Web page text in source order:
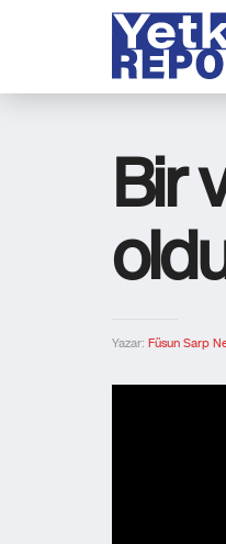
Bir
Yazar: Füsun Sarp